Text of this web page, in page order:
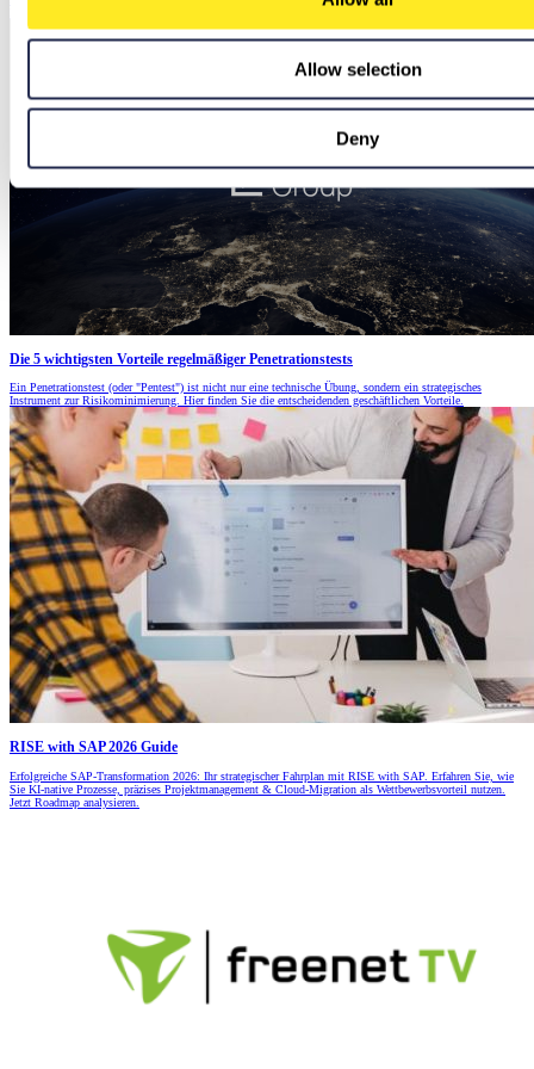
Allow selection
Deny
Die 5 wichtigsten Vorteile regelmäßiger Penetrationstests
Ein Penetrationstest (oder "Pentest") ist nicht nur eine technische Übung, sondern ein strategisches
Instrument zur Risikominimierung. Hier finden Sie die entscheidenden geschäftlichen Vorteile.
RISE with SAP 2026 Guide
Erfolgreiche SAP-Transformation 2026: Ihr strategischer Fahrplan mit RISE with SAP. Erfahren Sie, wie
Sie KI-native Prozesse, präzises Projektmanagement & Cloud-Migration als Wettbewerbsvorteil nutzen.
Jetzt Roadmap analysieren.